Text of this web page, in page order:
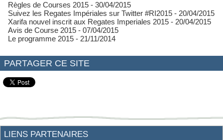
Règles de Courses 2015 - 30/04/2015
Suivez les Regates Impériales sur Twitter #RI2015 - 20/04/2015
Xarifa nouvel inscrit aux Regates Imperiales 2015 - 20/04/2015
Avis de Course 2015 - 07/04/2015
Le programme 2015 - 21/11/2014
PARTAGER CE SITE
LIENS PARTENAIRES